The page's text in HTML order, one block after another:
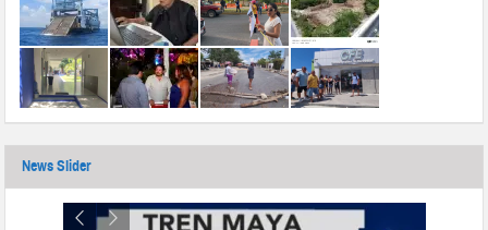
News Slider